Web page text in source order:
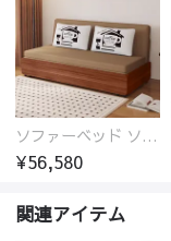
ソファーベッド ソファベッド 2人 3人掛け 「幅100～180cm」ソファー ソファーベッド 1人掛け 2人掛け 3人掛け 収納付き 北欧 コンパクト-fsx-1005
¥56,580
関連アイテム